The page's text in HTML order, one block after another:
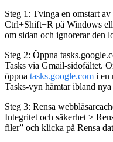
Steg 1: Tvinga en omstart
Ctrl+Shift+R på Windows
om sidan och ignorerar den
Steg 2: Öppna
Tasks via Gmail-sidofältet.
öppna tasks.google.com i en
Tasks-vyn hämtar ibland nya
Steg 3: Rensa
Integritet och säkerhet >
filer” och klicka på Rensa